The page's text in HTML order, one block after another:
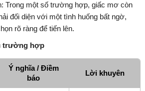
Trong một số trường hợp, giấc mơ còn
đối diện với một tình huống bất ngờ,
rõ ràng để tiến lên.
trường hợp
Ý nghĩa / Điềm
báo
Lời khuyên